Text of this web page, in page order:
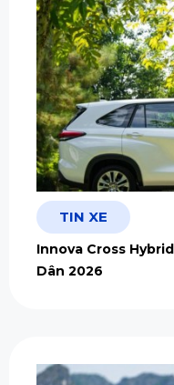
TIN XE
Innova Cross
Dân 2026